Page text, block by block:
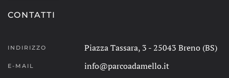
CONTATTI
INDIRIZZO Piazza Tassara, 3 - 25043 Breno (BS)
E-MAIL info@parcoadamello.it